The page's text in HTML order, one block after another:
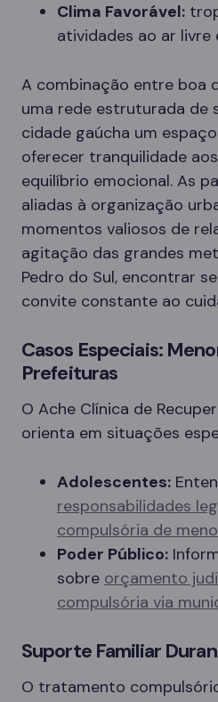
Clima Favorável:
atividades ao ar livre
A combinação entre boa
uma rede estruturada de
cidade gaúcha um
oferecer tranquilidade
equilíbrio emocional. As
aliadas à organização
momentos valiosos de
agitação das grandes
Pedro do Sul, encontrar
convite constante ao
Casos Especiais:
Prefeituras
O Ache Clínica de
orienta em situações
Adolescentes:
responsabilidades
compulsória de
Poder Público:
sobre orçamento
compulsória via
Suporte Familiar
O tratamento